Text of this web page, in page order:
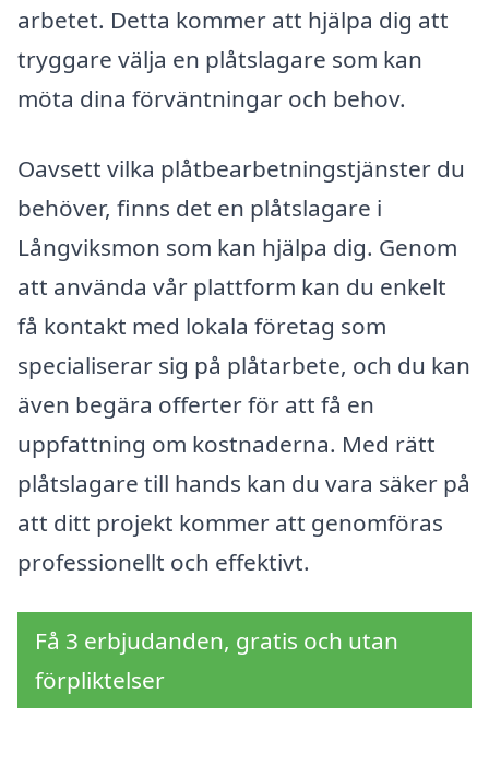
arbetet. Detta kommer att hjälpa dig att
tryggare välja en plåtslagare som kan
möta dina förväntningar och behov.
Oavsett vilka plåtbearbetningstjänster du
behöver, finns det en plåtslagare i
Långviksmon som kan hjälpa dig. Genom
att använda vår plattform kan du enkelt
få kontakt med lokala företag som
specialiserar sig på plåtarbete, och du kan
även begära offerter för att få en
uppfattning om kostnaderna. Med rätt
plåtslagare till hands kan du vara säker på
att ditt projekt kommer att genomföras
professionellt och effektivt.
Få 3 erbjudanden, gratis och utan
förpliktelser